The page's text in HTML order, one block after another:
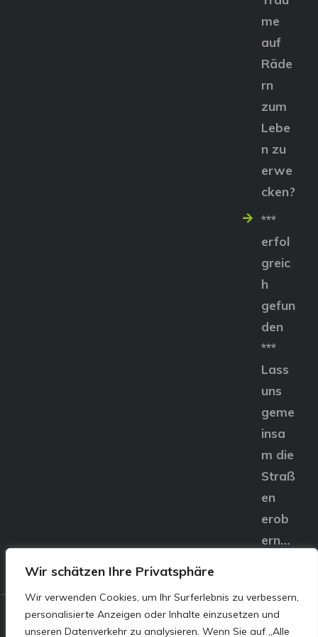
Wir schätzen Ihre Privatsphäre
Wir verwenden Cookies, um Ihr Surferlebnis zu verbessern,
personalisierte Anzeigen oder Inhalte einzusetzen und
unseren Datenverkehr zu analysieren. Wenn Sie auf „Alle
me
auf
Räde
rn
zum
Lebe
n zu
erwe
cken?
***
erfol
greic
h
gefun
den
***
Lass
uns
geme
insa
m die
Straß
en
erob
ern…
© E&S Motors GmbH,